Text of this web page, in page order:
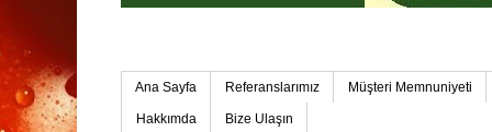
Ana Sayfa Referanslarımız Müşteri Memnuniyeti
Hakkımda Bize Ulaşın